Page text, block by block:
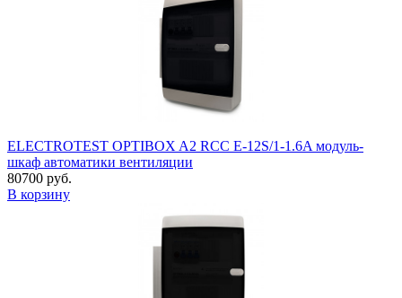
ELECTROTEST OPTIBOX A2 RCC E-12S/1-1.6A модуль-
шкаф автоматики вентиляции
80700 руб.
В корзину